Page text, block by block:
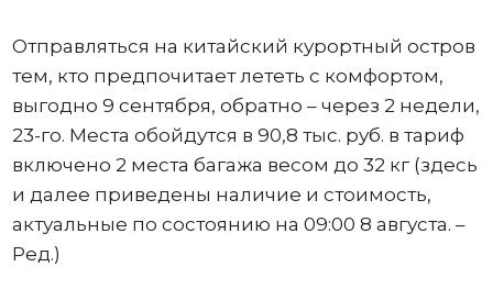
Отправляться на китайский курортный остров
тем, кто предпочитает лететь с комфортом,
выгодно 9 сентября, обратно – через 2 недели,
23-го. Места обойдутся в 90,8 тыс. руб. в тариф
включено 2 места багажа весом до 32 кг (здесь
и далее приведены наличие и стоимость,
актуальные по состоянию на 09:00 8 августа. –
Ред.)